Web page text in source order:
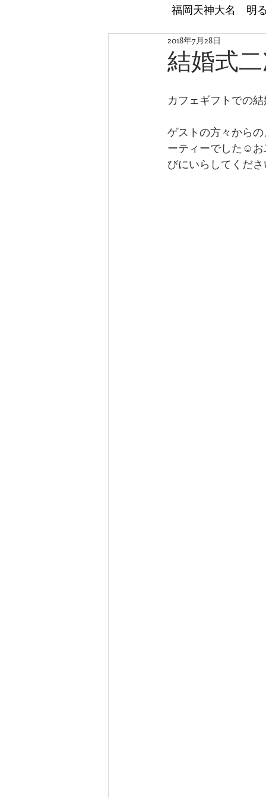
福岡天神大名 明
結婚式
2018年7月28日
カフェギフトでの
ゲストの方々から
ーティーでした☺お
びにいらしてくだ